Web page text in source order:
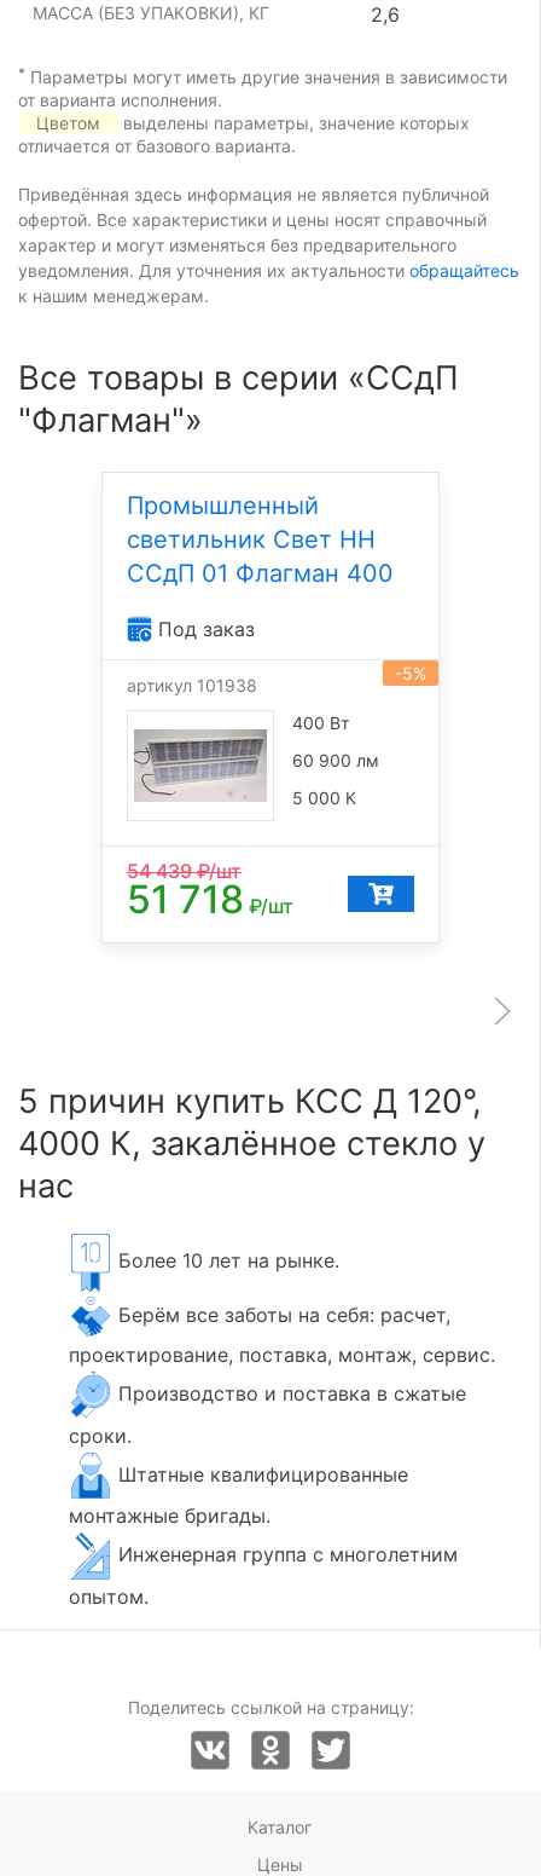
МАССА (БЕЗ УПАКОВКИ), КГ 2,6
* Параметры могут иметь другие значения в зависимости
от варианта исполнения.
Цветом
выделены параметры, значение которых
отличается от базового варианта.
Приведённая здесь информация не является публичной
офертой. Все характеристики и цены носят справочный
характер и могут изменяться без предварительного
уведомления. Для уточнения их актуальности обращайтесь
к нашим менеджерам.
Все товары в серии «ССдП
"Флагман"»
Промышленный
светильник Свет НН
ССдП 01 Флагман 400
Под заказ
-5%
артикул 101938
400 Вт
60 900 лм
5 000 К
54 439₽/шт
51 718 ₽/шт
5 причин купить КСС Д 120°,
4000 К, закалённое стекло у
нас
Более 10 лет на рынке.
Берём все заботы на себя: расчет,
проектирование, поставка, монтаж, сервис.
Производство и поставка в сжатые
сроки.
Штатные квалифицированные
монтажные бригады.
Инженерная группа с многолетним
опытом.
Поделитесь ссылкой на страницу:
Каталог
Цены